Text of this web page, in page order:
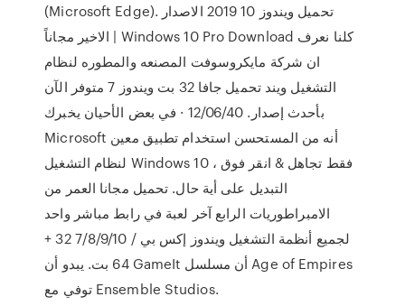
(Microsoft Edge). تحميل ويندوز 10 2019 الاصدار
الاخير مجاناً | Windows 10 Pro Download كلنا نعرف
ان شركة مايكروسوفت المصنعه والمطوره لنظام
التشغيل ويند تحميل جافا 32 بت ويندوز 7 متوفر الآن
بأحدث إصدار. 12/06/40 · في بعض الأحيان يخبرك
Microsoft أنه من المستحسن استخدام تطبيق معين
لنظام التشغيل Windows 10 ، فقط تجاهل & انقر فوق
التبديل على أية حال. تحميل مجانا العمر من
الامبراطوريات الرابع آخر لعبة في رابط مباشر واحد
لجميع أنظمة التشغيل ويندوز إكس بي / 7/8/9/10 32 +
64 بت. يبدو أن GameIt أن مسلسل Age of Empires
توفي مع Ensemble Studios.